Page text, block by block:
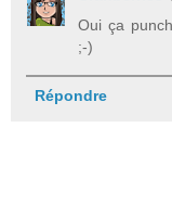
Oui ça
;-)
Répondre